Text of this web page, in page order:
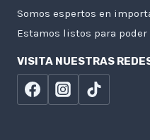
Somos espertos en
Estamos listos para
VISITA NUESTRAS